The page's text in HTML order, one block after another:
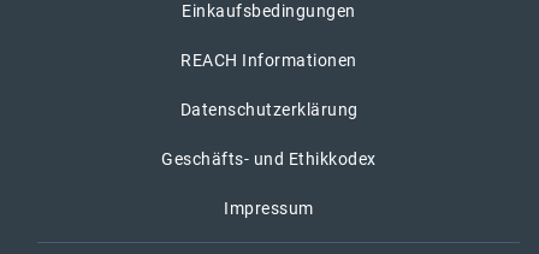
Einkaufsbedingungen
REACH Informationen
Datenschutzerklärung
Geschäfts- und Ethikkodex
Impressum